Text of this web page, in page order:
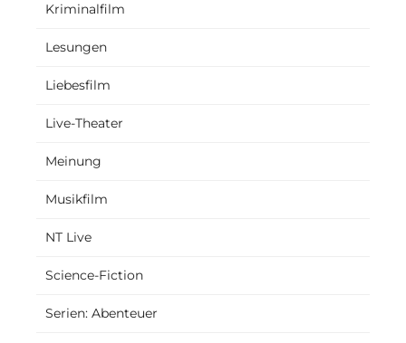
Kriminalfilm
Lesungen
Liebesfilm
Live-Theater
Meinung
Musikfilm
NT Live
Science-Fiction
Serien: Abenteuer